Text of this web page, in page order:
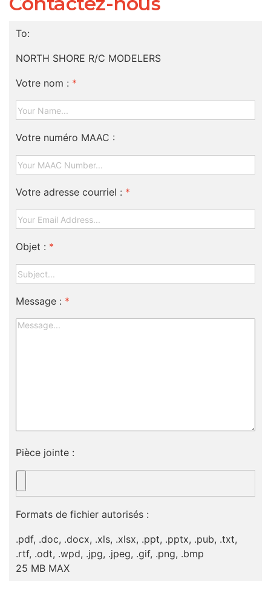
To:
NORTH SHORE R/C MODELERS
Votre nom : *
Votre numéro MAAC :
Votre adresse courriel : *
Objet : *
Message : *
Pièce jointe :
Formats de fichier autorisés :
.pdf, .doc, .docx, .xls, .xlsx, .ppt, .pptx, .pub, .txt,
.rtf, .odt, .wpd, .jpg, .jpeg, .gif, .png, .bmp
25 MB MAX